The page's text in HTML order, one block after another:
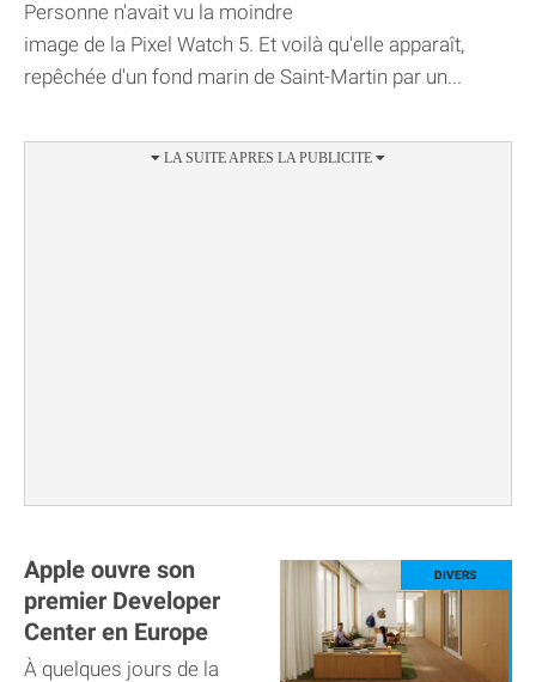
Personne n'avait vu la moindre
image de la Pixel Watch 5. Et voilà qu'elle apparaît,
repêchée d'un fond marin de Saint-Martin par un...
Apple ouvre son
premier Developer
Center en Europe
À quelques jours de la